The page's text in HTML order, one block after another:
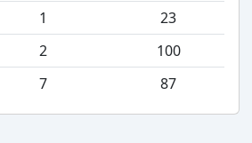
1
23
2
100
7 87